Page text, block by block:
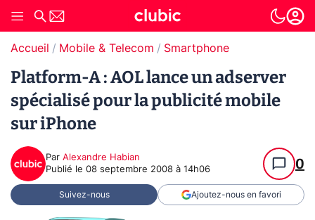
Accueil Mobile & Telecom Smartphone
Platform-A : AOL lance un adserver
spécialisé pour la publicité mobile
sur iPhone
Par Alexandre Habian
Publié le 08 septembre 2008 à 14h06 0
Suivez-nous Ajoutez-nous en favori